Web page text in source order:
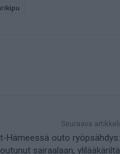
Seuraava artikkeli
Hämeessä outo ryöpsähdys:
sairaalaan, ylilääkäriltä